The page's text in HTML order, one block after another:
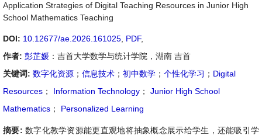
Application Strategies of Digital Teaching Resources in Junior High
School Mathematics Teaching
DOI: 10.12677/ae.2026.161025 PDF,
作者: 彭芷媛 ：吉首大学数学与统计学院，湖南 吉首
关键词: 数字化资源 ； 信息技术 ； 初中数学 ； 个性化学习 ； Digital
Resources ； Information Technology ；
Junior High School
Mathematics ； Personalized Learning
摘要: 数字化教学资源能更直观地将抽象概念展示给学生，还能吸引学